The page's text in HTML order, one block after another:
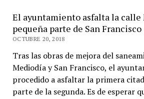
El ayuntamiento asfalta la calle
pequeña parte de San Francisco
OCTUBRE 20, 2018
Tras las obras de mejora del
Mediodía y San Francisco, el
procedido a asfaltar la primera
parte de la segunda. Es de esperar